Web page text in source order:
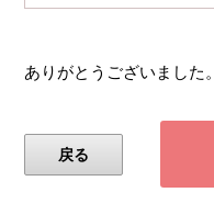
ありがとうございました。